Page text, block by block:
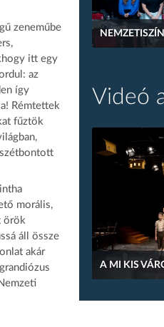
zeneműbe
itt egy
az
így
Rémtettek
fűztök
morális,
örök
áll össze
akár
Videó
A MI KIS